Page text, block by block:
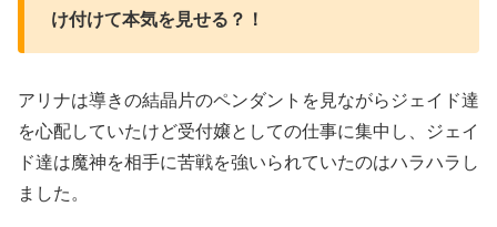
け付けて本気を見せる？！
アリナは導きの結晶片のペンダントを見ながらジェイド達
を心配していたけど受付嬢としての仕事に集中し、ジェイ
ド達は魔神を相手に苦戦を強いられていたのはハラハラし
ました。